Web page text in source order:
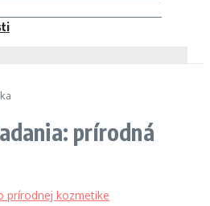
prírodná